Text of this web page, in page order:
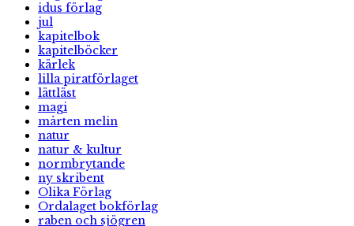
idus förlag
jul
kapitelbok
kapitelböcker
kärlek
lilla piratförlaget
lättläst
magi
mårten melin
natur
natur & kultur
normbrytande
ny skribent
Olika Förlag
Ordalaget bokförlag
raben och sjögren